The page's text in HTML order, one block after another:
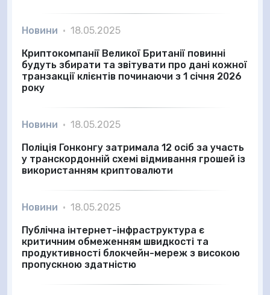
Новини • 18.05.2025
Криптокомпанії Великої Британії повинні
будуть збирати та звітувати про дані кожної
транзакції клієнтів починаючи з 1 січня 2026
року
Новини • 18.05.2025
Поліція Гонконгу затримала 12 осіб за участь
у транскордонній схемі відмивання грошей із
використанням криптовалюти
Новини • 18.05.2025
Публічна інтернет-інфраструктура є
критичним обмеженням швидкості та
продуктивності блокчейн-мереж з високою
пропускною здатністю